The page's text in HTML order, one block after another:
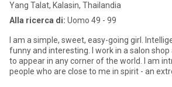
Yang Talat, Kalasin, Thailandia
Alla ricerca di: Uomo 49 - 99
I am a simple, sweet, easy-going girl.
funny and interesting. I work in a salon shop and it is easy for me
to appear in any corner of the world. I am
people who are close to me in spirit - an